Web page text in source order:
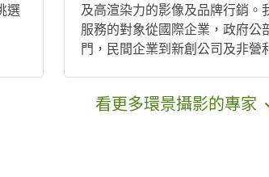
選
及高渲染力的影像及品牌行銷。
服務的對象從國際企業，政府公
門，民間企業到新創公司及非營
看更多環景攝影的專家